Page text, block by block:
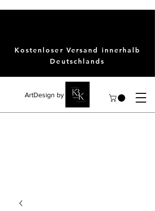
ArtDesign by KBK
Kostenloser Versand innerhalb
Deutschlands